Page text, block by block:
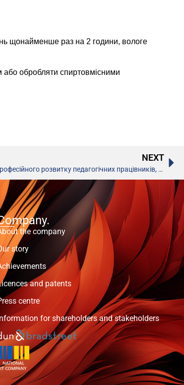
щонайменше раз на 2 години, вологе
або обробляти спиртовмісними
NEXT
Обговорення проекту положення про центр професійного розвитку педагогічних працівників, – МОН
the company
story
and patents
centre
for shareholders and stakeholders